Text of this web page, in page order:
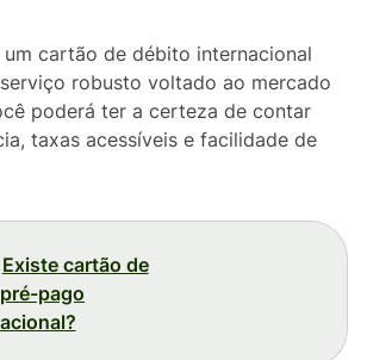
um cartão de débito internacional
robusto voltado ao mercado
poderá ter a certeza de contar
taxas acessíveis e facilidade de
Existe cartão de
pago